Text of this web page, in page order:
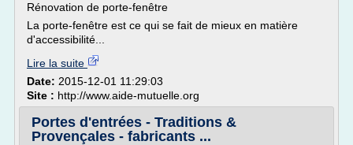
Rénovation de porte-fenêtre
La porte-fenêtre est ce qui se fait de mieux en matière
d'accessibilité...
Lire la suite
Date: 2015-12-01 11:29:03
Site : http://www.aide-mutuelle.org
Portes d'entrées - Traditions &
Provençales - fabricants ...